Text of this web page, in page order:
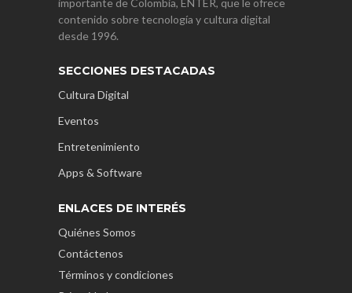
contenido sobre tecnología y cultura digital
desde 1996.
SECCIONES DESTACADAS
Cultura Digital
Eventos
Entretenimiento
Apps & Software
ENLACES DE INTERÉS
Quiénes Somos
Contáctenos
Términos y condiciones